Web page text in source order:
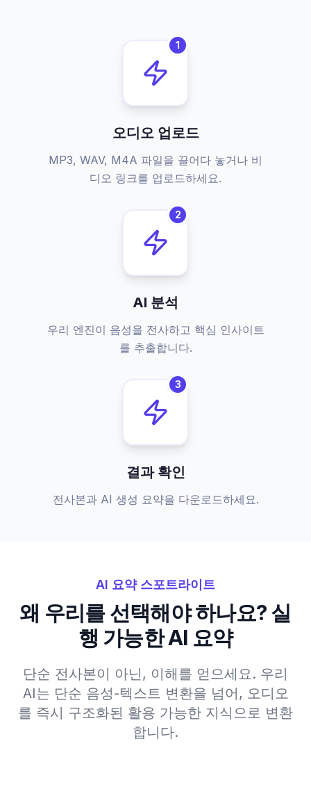
1
오디오 업로드
MP3, WAV, M4A 파일을 끌어다 놓거나 비
디오 링크를 업로드하세요.
2
AI 분석
우리 엔진이 음성을 전사하고 핵심 인사이트
를 추출합니다.
3
결과 확인
전사본과 AI 생성 요약을 다운로드하세요.
AI 요약 스포트라이트
왜 우리를 선택해야 하나요? 실
행 가능한 AI 요약
단순 전사본이 아닌, 이해를 얻으세요. 우리
AI는 단순 음성-텍스트 변환을 넘어, 오디오
를 즉시 구조화된 활용 가능한 지식으로 변환
합니다.